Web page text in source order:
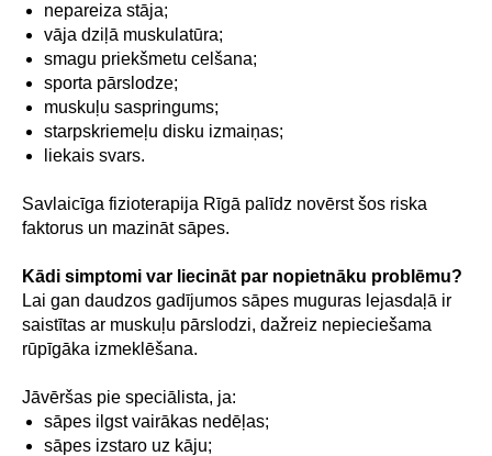
nepareiza stāja;
vāja dziļā muskulatūra;
smagu priekšmetu celšana;
sporta pārslodze;
muskuļu saspringums;
starpskriemeļu disku izmaiņas;
liekais svars.
Savlaicīga fizioterapija Rīgā palīdz novērst šos riska
faktorus un mazināt sāpes.
Kādi simptomi var liecināt par nopietnāku problēmu?
Lai gan daudzos gadījumos sāpes muguras lejasdaļā ir
saistītas ar muskuļu pārslodzi, dažreiz nepieciešama
rūpīgāka izmeklēšana.
Jāvēršas pie speciālista, ja:
sāpes ilgst vairākas nedēļas;
sāpes izstaro uz kāju;